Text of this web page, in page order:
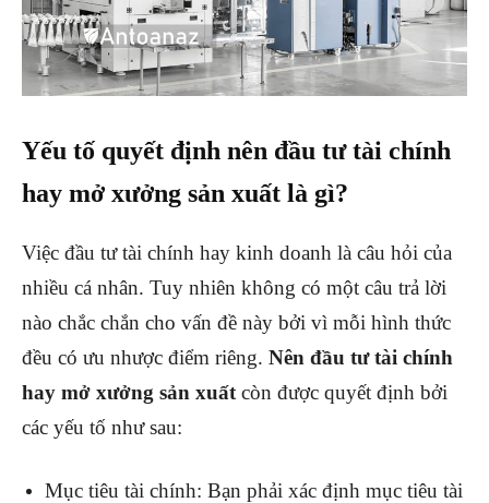
Yếu tố quyết định nên đầu tư tài chính
hay mở xưởng sản xuất là gì?
Việc đầu tư tài chính hay kinh doanh là câu hỏi của
nhiều cá nhân. Tuy nhiên không có một câu trả lời
nào chắc chắn cho vấn đề này bởi vì mỗi hình thức
đều có ưu nhược điểm riêng. Nên đầu tư tài chính
hay mở xưởng sản xuấtcòn được quyết định bởi
các yếu tố như sau:
Mục tiêu tài chính: Bạn phải xác định mục tiêu tài